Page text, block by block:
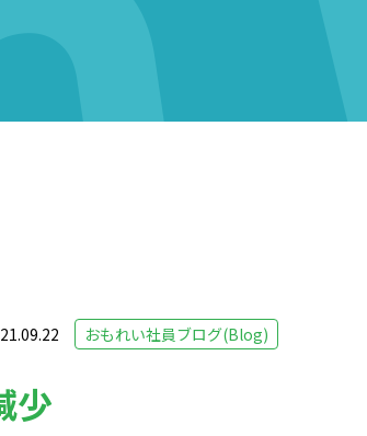
おもれい社員ブログ(Blog)
少